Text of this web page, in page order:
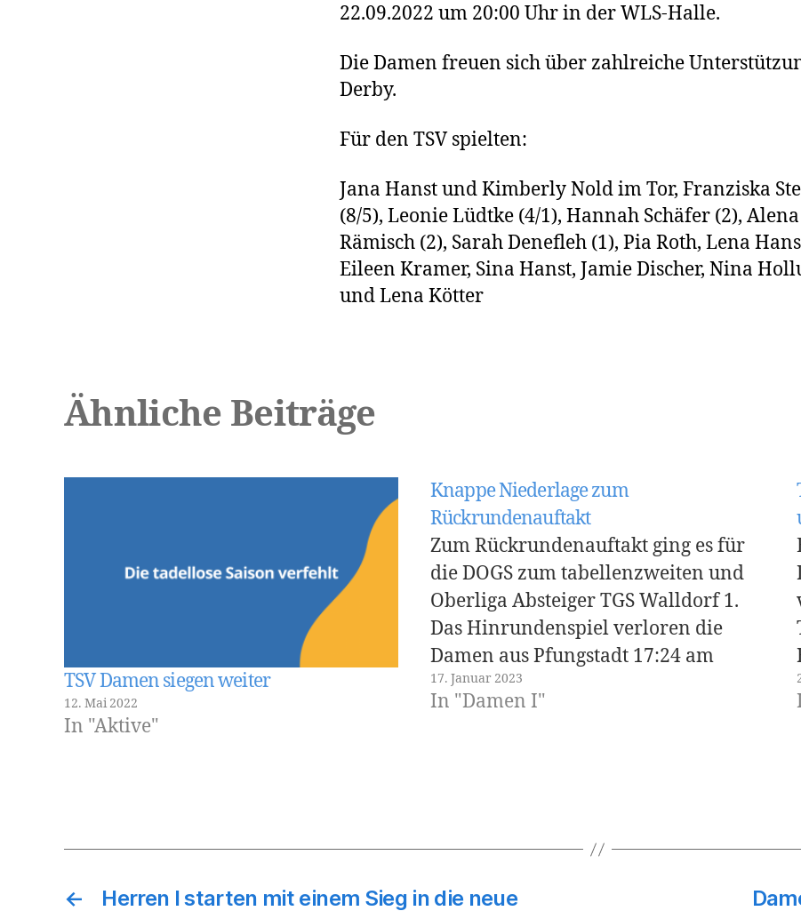
22.09.2022 um 20:00 Uhr in der WLS-Halle.
Die Damen freuen sich über zahlreiche
Derby.
Für den TSV spielten:
Jana Hanst und Kimberly Nold im Tor, Franziska
(8/5), Leonie Lüdtke (4/1), Hannah Schäfer (2), Alena
Rämisch (2), Sarah Denefleh (1), Pia Roth, Lena
Eileen Kramer, Sina Hanst, Jamie Discher, Nina
und Lena Kötter
Ähnliche Beiträge
TSV Damen siegen weiter
12. Mai 2022
In "Aktive"
Knappe Niederlage zum
Rückrundenauftakt
Zum Rückrundenauftakt ging es für
die DOGS zum tabellenzweiten und
Oberliga Absteiger TGS Walldorf 1.
Das Hinrundenspiel verloren die
Damen aus Pfungstadt 17:24 am
Kerbwochenende. Man wollte sich
dennoch nicht kampflos geschlagen
17. Januar 2023
In "Damen I"
← Herren I starten mit einem Sieg in die neue